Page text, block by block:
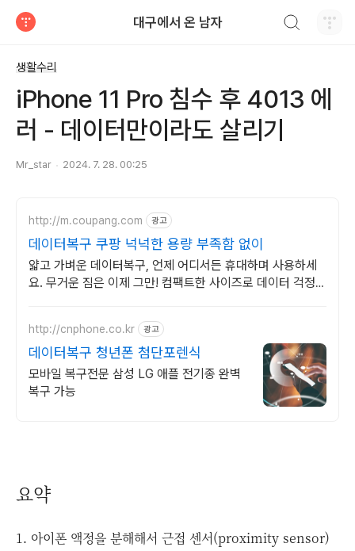
대구에서 온 남자
생활수리
iPhone 11 Pro 침수 후 4013 에
러 - 데이터만이라도 살리기
Mr_star 2024. 7. 28. 00:25
http://m.coupang.com 광고
데이터복구 쿠팡 넉넉한 용량 부족함 없이
얇고 가벼운 데이터복구, 언제 어디서든 휴대하며 사용하세
요. 무거운 짐은 이제 그만! 컴팩트한 사이즈로 데이터 걱정
http://cnphone.co.kr 광고
데이터복구 청년폰 첨단포렌식
모바일 복구전문 삼성 LG 애플 전기종 완벽
복구 가능
요약
1. 아이폰 액정을 분해해서 근접 센서(proximity sensor)